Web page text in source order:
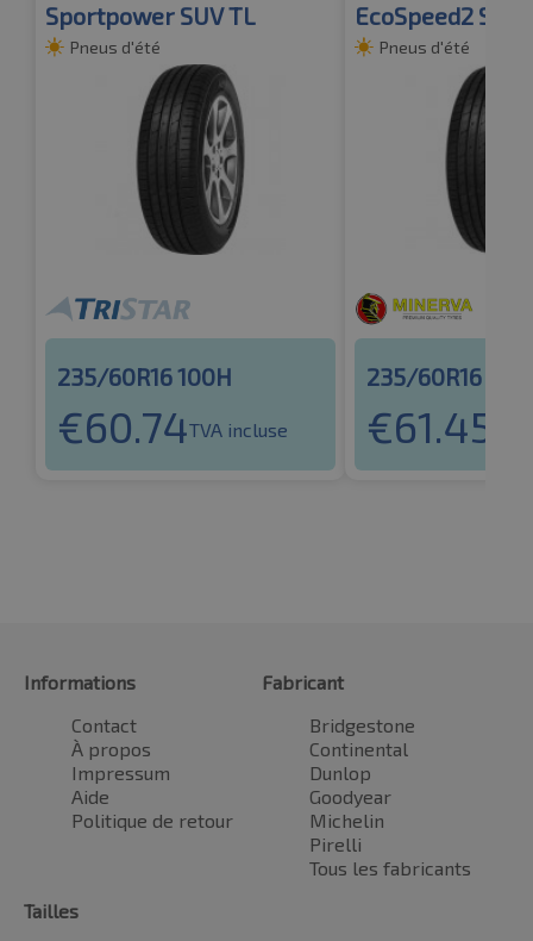
Sportpower SUV TL
Pneus d'été
235/60R16 100H
€60.74TVA incluse
EcoSpeed2 SUV
Pneus d'été
235/60R16
€61.45
Informations
Contact
À propos
Impressum
Aide
Politique de retour
Fabricant
Bridgestone
Continental
Dunlop
Goodyear
Michelin
Pirelli
Tous les fabricants
Tailles